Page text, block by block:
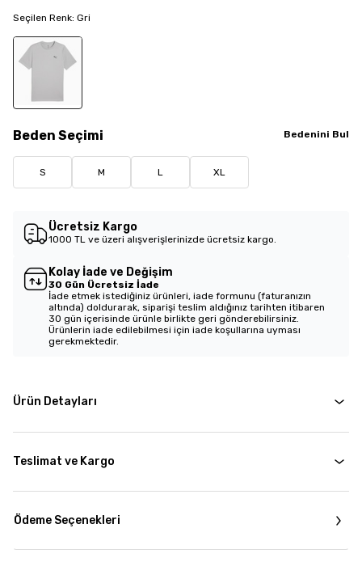
Beden Seçimi Bedenini Bul
S M L XL
Seçilen Renk: Gri
Ücretsiz Kargo
1000 TL ve üzeri alışverişlerinizde ücretsiz kargo.
Kolay İade ve Değişim
30 Gün Ücretsiz İade
İade etmek istediğiniz ürünleri, iade formunu (faturanızın
altında) doldurarak, siparişi teslim aldığınız tarihten itibaren
30 gün içerisinde ürünle birlikte geri gönderebilirsiniz.
Ürünlerin iade edilebilmesi için iade koşullarına uyması
gerekmektedir.
Ürün Detayları
Teslimat ve Kargo
Ödeme Seçenekleri